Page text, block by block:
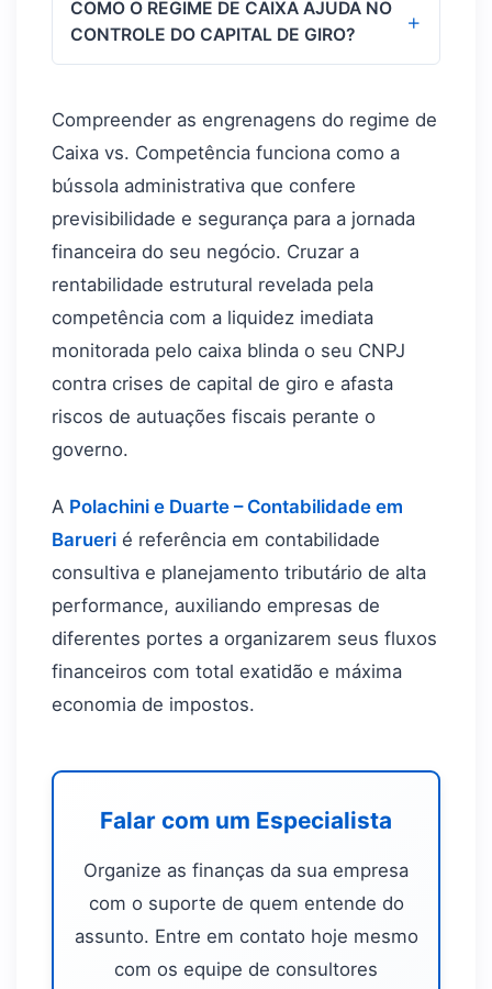
faturadas contra as despesas ocorridas
para apontar se o negócio teve lucro ou
prejuízo econômico.
regime de tributação do Lucro Real são
obrigadas por lei a apurar e recolher
competência, devido ao alto volume de
faturamento.
COMO O REGIME DE CAIXA AJUDA NO
CONTROLE DO CAPITAL DE GIRO?
+
de impostos em total sintonia com a
impede que a empresa precise contrair
empréstimos ou queimar reservas para
adiantar impostos de vendas parceladas
a longo prazo.
Compreender as engrenagens do regime de
Caixa vs. Competência funciona como a
bússola administrativa que confere
previsibilidade e segurança para a jornada
financeira do seu negócio. Cruzar a
rentabilidade estrutural revelada pela
competência com a liquidez imediata
monitorada pelo caixa blinda o seu CNPJ
contra crises de capital de giro e afasta
riscos de autuações fiscais perante o
governo.
A Polachini e Duarte – Contabilidade em
Barueri é referência em contabilidade
consultiva e planejamento tributário de alta
performance, auxiliando empresas de
diferentes portes a organizarem seus fluxos
financeiros com total exatidão e máxima
economia de impostos.
Falar com um Especialista
Organize as finanças da sua empresa
com o suporte de quem entende do
assunto. Entre em contato hoje mesmo
com os equipe de consultores